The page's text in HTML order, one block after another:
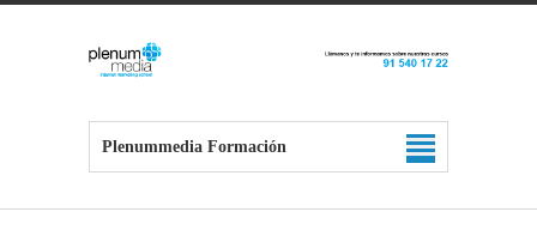
Plenummedia Formación